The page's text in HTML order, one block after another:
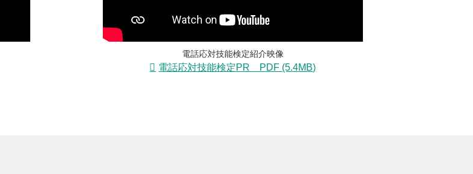
電話応対技能検定紹介映像
電話応対技能検定PR PDF (5.4MB)